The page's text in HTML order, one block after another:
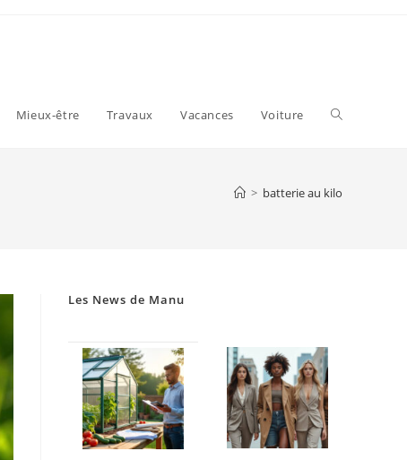
Mieux-être Travaux Vacances Voiture Toggle
> batterie au kilo
Les News de Manu